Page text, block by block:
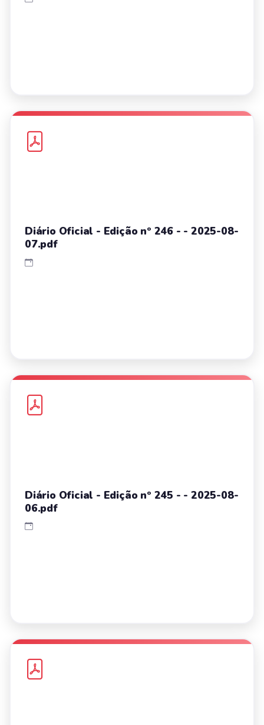
Diário Oficial - Edição nº 246 - - 2025-08-
07.pdf
Diário Oficial - Edição nº 245 - - 2025-08-
06.pdf